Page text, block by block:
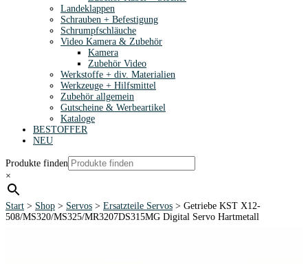
Landeklappen
Schrauben + Befestigung
Schrumpfschläuche
Video Kamera & Zubehör
Kamera
Zubehör Video
Werkstoffe + div. Materialien
Werkzeuge + Hilfsmittel
Zubehör allgemein
Gutscheine & Werbeartikel
Kataloge
BESTOFFER
NEU
Produkte finden
×
Start > Shop > Servos > Ersatzteile Servos > Getriebe KST X12-
508/MS320/MS325/MR3207DS315MG Digital Servo Hartmetall